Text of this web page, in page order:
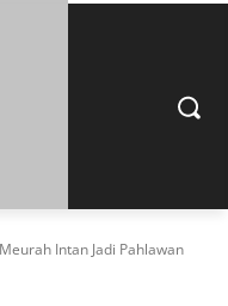
Intan Jadi Pahlawan